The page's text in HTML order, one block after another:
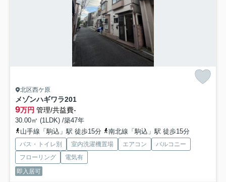
北区西ケ原
メゾンハギワラ201
9万円 管理/共益費-
30.00㎡ (1LDK) /築47年
山手線「駒込」駅 徒歩15分
南北線「駒込」駅 徒歩15分
バス・トイレ別 室内洗濯機置場 エアコン
バルコニー
フローリング
電気有
即入居可